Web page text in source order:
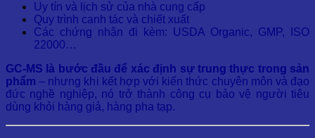
Uy tín và lịch sử của nhà cung cấp
Quy trình canh tác và chiết xuất
Các chứng nhận đi kèm: USDA Organic, GMP, ISO
22000…
GC-MS là bước đầu để xác định sự trung thực trong sản
phẩm – nhưng khi kết hợp với kiến thức chuyên môn và đạo
đức nghề nghiệp, nó trở thành công cụ bảo vệ người tiêu
dùng khỏi hàng giả, hàng pha tạp.